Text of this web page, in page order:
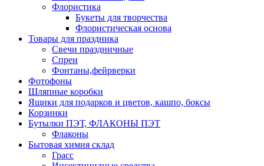
Флористика
Букеты для творчества
Флористическая основа
Товары для праздника
Свечи праздничные
Спреи
Фонтаны,фейрверки
Фотофоны
Шляпные коробки
Ящики для подарков и цветов, кашпо, боксы
Корзинки
Бутылки ПЭТ, ФЛАКОНЫ ПЭТ
Флаконы
Бытовая химия склад
Грасс